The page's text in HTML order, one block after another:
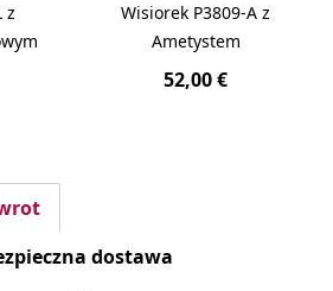
z
Wisiorek P3809-A z
Ametystem
52,00 €
dostawa